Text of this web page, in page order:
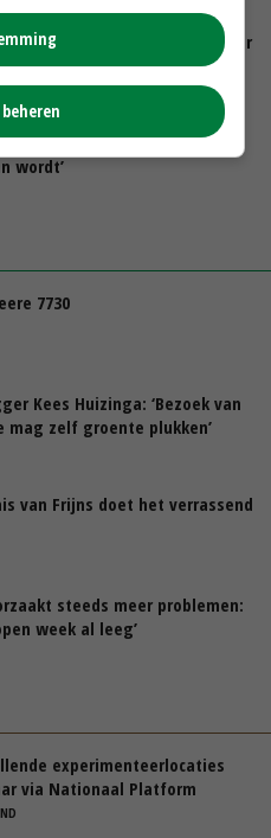
krimpt, pluimveesector
weg en doe vooral ook waar
wordt’
7730
Kees Huizinga: ‘Bezoek van
mag zelf groente plukken’
van Frijns doet het verrassend
steeds meer problemen:
week al leeg’
experimenteerlocaties
via Nationaal Platform